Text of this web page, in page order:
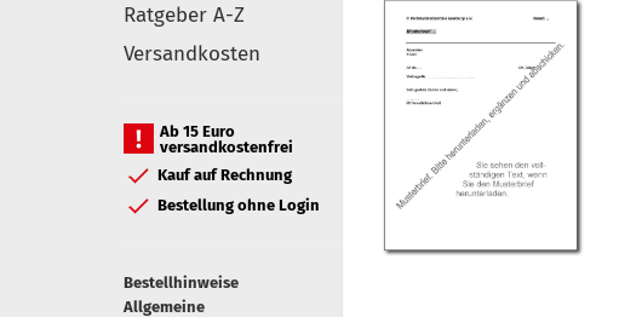
Ratgeber A-Z
Versandkosten
Ab 15 Euro
versandkostenfrei
Kauf auf Rechnung
Bestellung ohne Login
Bestellhinweise
Allgemeine